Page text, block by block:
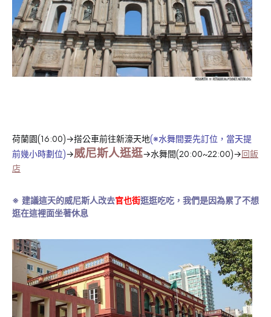
荷蘭園(16:00)→搭公車前往新濠天地(※水舞間要先訂位，當天提
前幾小時劃位)→威尼斯人逛逛→水舞間(20:00~22:00)→回飯
店
※ 建議這天的威尼斯人改去官也街逛逛吃吃，我們是因為累了不想
逛在這裡面坐著休息